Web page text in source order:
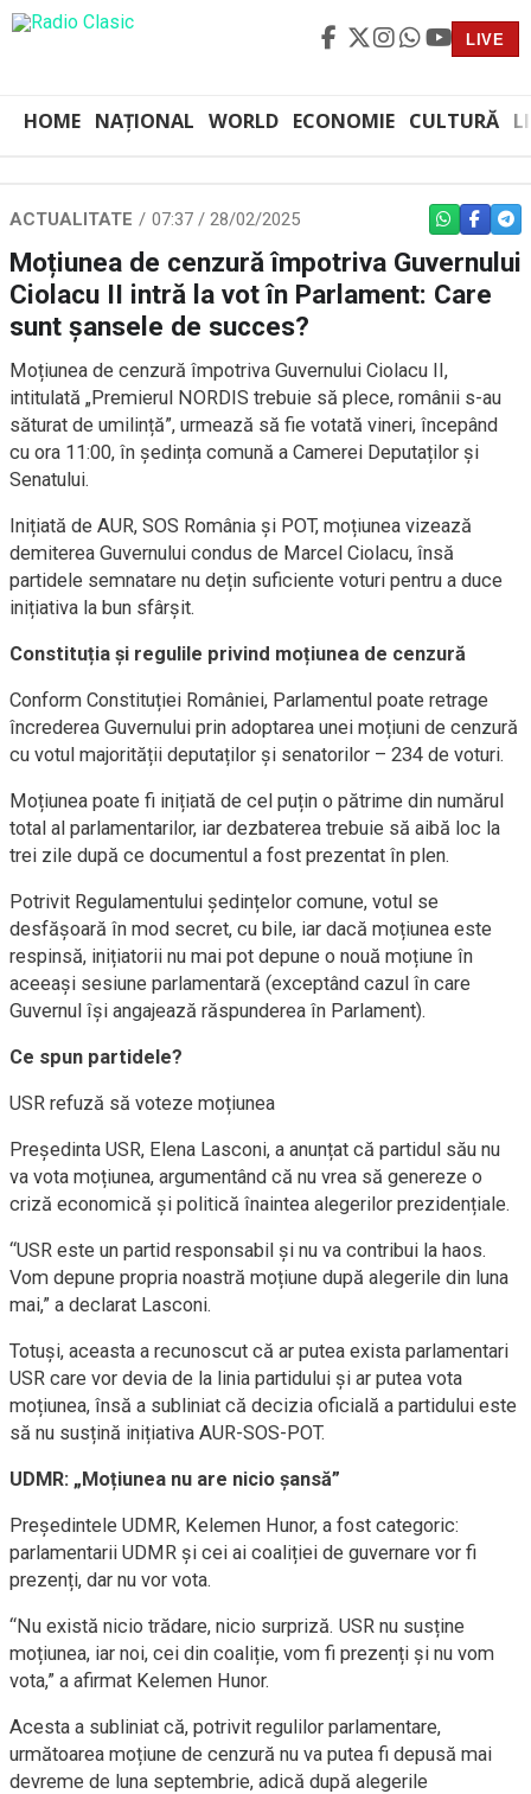
LIVE
HOME NAȚIONAL WORLD ECONOMIE CULTURĂ
ACTUALITATE 07:37 / 28/02/2025 WHATSAPP
Moțiunea de cenzură împotriva Guvernului
Ciolacu II intră la vot în Parlament: Care
sunt șansele de succes?
Moțiunea de cenzură împotriva Guvernului Ciolacu II,
intitulată „Premierul NORDIS trebuie să plece, românii s-au
săturat de umilință”, urmează să fie votată vineri, începând
cu ora 11:00, în ședința comună a Camerei Deputaților și
Senatului.
Inițiată de AUR, SOS România și POT, moțiunea vizează
demiterea Guvernului condus de Marcel Ciolacu, însă
partidele semnatare nu dețin suficiente voturi pentru a duce
inițiativa la bun sfârșit.
Constituția și regulile privind moțiunea de cenzură
Conform Constituției României, Parlamentul poate retrage
încrederea Guvernului prin adoptarea unei moțiuni de cenzură
cu votul majorității deputaților și senatorilor – 234 de voturi.
Moțiunea poate fi inițiată de cel puțin o pătrime din numărul
total al parlamentarilor, iar dezbaterea trebuie să aibă loc la
trei zile după ce documentul a fost prezentat în plen.
Potrivit Regulamentului ședințelor comune, votul se
desfășoară în mod secret, cu bile, iar dacă moțiunea este
respinsă, inițiatorii nu mai pot depune o nouă moțiune în
aceeași sesiune parlamentară (exceptând cazul în care
Guvernul își angajează răspunderea în Parlament).
Ce spun partidele?
USR refuză să voteze moțiunea
Președinta USR, Elena Lasconi, a anunțat că partidul său nu
va vota moțiunea, argumentând că nu vrea să genereze o
criză economică și politică înaintea alegerilor prezidențiale.
“USR este un partid responsabil și nu va contribui la haos.
Vom depune propria noastră moțiune după alegerile din luna
mai,” a declarat Lasconi.
Totuși, aceasta a recunoscut că ar putea exista parlamentari
USR care vor devia de la linia partidului și ar putea vota
moțiunea, însă a subliniat că decizia oficială a partidului este
să nu susțină inițiativa AUR-SOS-POT.
UDMR: „Moțiunea nu are nicio șansă”
Președintele UDMR, Kelemen Hunor, a fost categoric:
parlamentarii UDMR și cei ai coaliției de guvernare vor fi
prezenți, dar nu vor vota.
“Nu există nicio trădare, nicio surpriză. USR nu susține
moțiunea, iar noi, cei din coaliție, vom fi prezenți și nu vom
vota,” a afirmat Kelemen Hunor.
Acesta a subliniat că, potrivit regulilor parlamentare,
următoarea moțiune de cenzură nu va putea fi depusă mai
devreme de luna septembrie, adică după alegerile